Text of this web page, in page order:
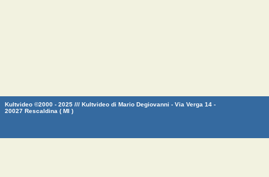
Kultvideo ©2000 - 2025 /// Kultvideo di Mario Degiovanni - Via Verga 14 -
20027 Rescaldina ( MI )